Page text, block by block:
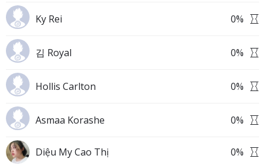
Ky Rei 0%
김 Royal 0%
Hollis Carlton 0%
Asmaa Korashe 0%
Diệu My Cao Thị 0%